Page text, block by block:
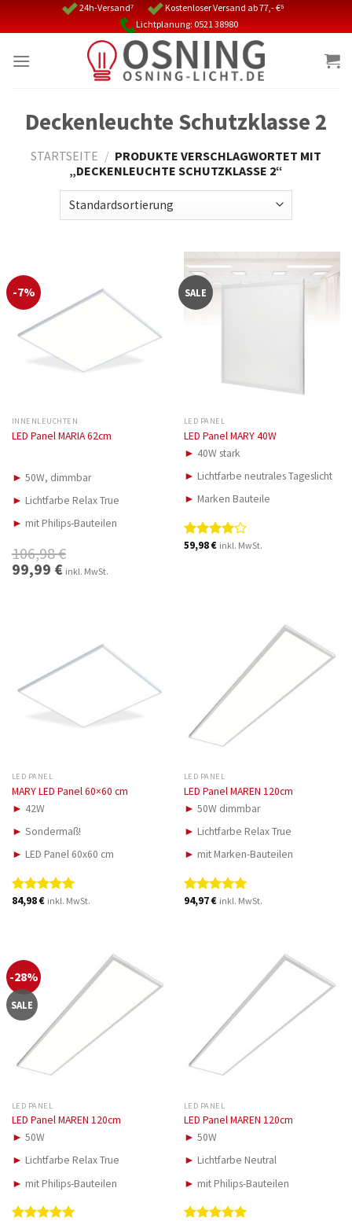
24h-Versand⁷
Kostenloser Versand ab 77,- €⁵
Lichtplanung: 0521 38980
Deckenleuchte Schutzklasse 2
STARTSEITE / PRODUKTE VERSCHLAGWORTET MIT
„DECKENLEUCHTE SCHUTZKLASSE 2“
-7%
INNENLEUCHTEN
LED Panel MARIA 62cm
► 50W, dimmbar
► Lichtfarbe Relax True
► mit Philips-Bauteilen
106,98€
Ursprünglicher
Preis
99,99 €Aktueller
Preis
inkl. MwSt.
SALE
LED PANEL
LED Panel MARY 40W
► 40W stark
► Lichtfarbe neutrales Tageslicht
► Marken Bauteile
Bewertet
59,98€ inkl. MwSt.
LED PANEL
MARY LED Panel 60×60 cm
► 42W
► Sondermaß!
► LED Panel 60x60 cm
Bewertet
84,98€ inkl. MwSt.
LED PANEL
LED Panel MAREN 120cm
► 50W dimmbar
► Lichtfarbe Relax True
► mit Marken-Bauteilen
Bewertet
94,97€ inkl. MwSt.
-28%
SALE
LED PANEL
LED Panel MAREN 120cm
► 50W
► Lichtfarbe Relax True
► mit Philips-Bauteilen
LED PANEL
LED Panel MAREN 120cm
► 50W
► Lichtfarbe Neutral
► mit Philips-Bauteilen